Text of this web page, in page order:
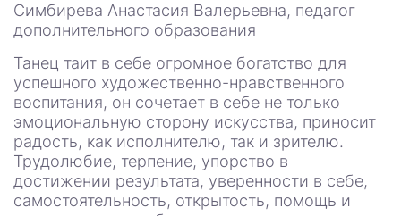
Симбирева Анастасия Валерьевна, педагог
дополнительного образования
Танец таит в себе огромное богатство для
успешного художественно-нравственного
воспитания, он сочетает в себе не только
эмоциональную сторону искусства, приносит
радость, как исполнителю, так и зрителю.
Трудолюбие, терпение, упорство в
достижении результата, уверенности в себе,
самостоятельность, открытость, помощь и